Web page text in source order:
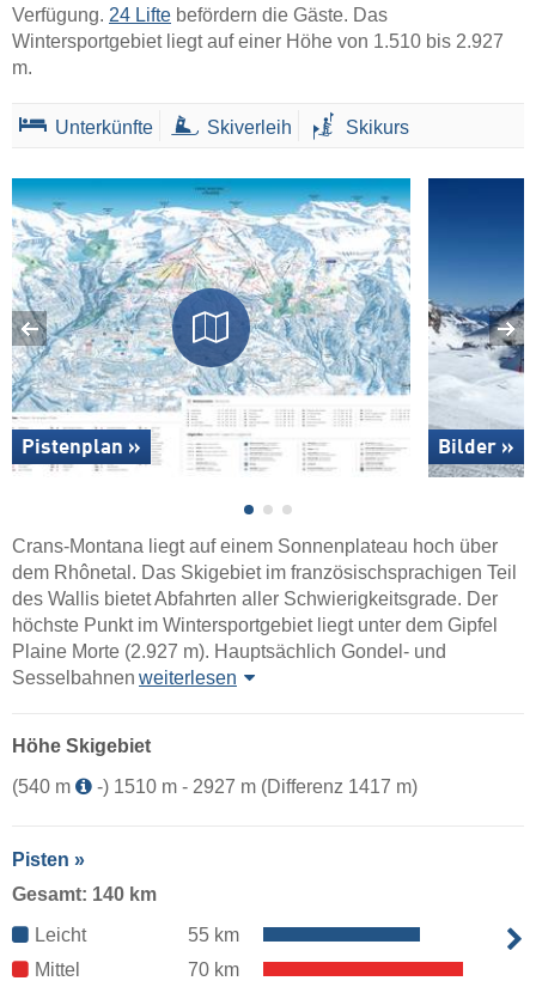
Verfügung. 24 Lifte befördern die Gäste. Das
Wintersportgebiet liegt auf einer Höhe von 1.510 bis 2.927
m.
Unterkünfte Skiverleih Skikurs
Pistenplan » Bilder »
Crans-Montana liegt auf einem Sonnenplateau hoch über
dem Rhônetal. Das Skigebiet im französischsprachigen Teil
des Wallis bietet Abfahrten aller Schwierigkeitsgrade. Der
höchste Punkt im Wintersportgebiet liegt unter dem Gipfel
Plaine Morte (2.927 m). Hauptsächlich Gondel- und
Sesselbahnen weiterlesen
Höhe Skigebiet
(540 m
-) 1510 m - 2927 m (Differenz 1417 m)
Pisten »
Gesamt: 140 km
Leicht
55 km
Mittel
70 km